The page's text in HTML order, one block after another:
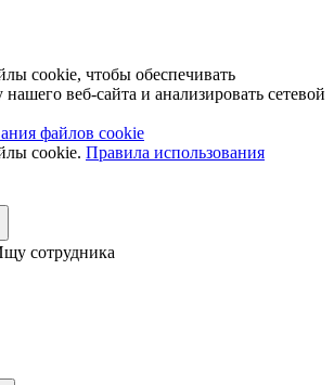
cookie, чтобы обеспечивать
веб-сайта и анализировать сетевой
файлов cookie
cookie. Правила использования
сотрудника